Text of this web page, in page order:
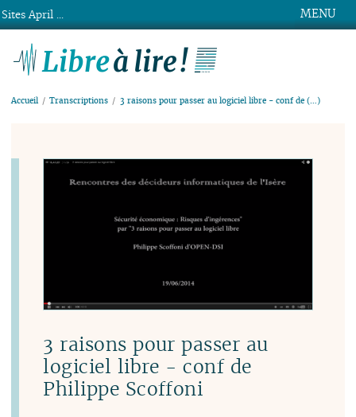
MENU
Accueil Transcriptions 3 raisons pour passer au logiciel libre - conf de (…)
3 raisons pour passer au
logiciel libre - conf de
Philippe Scoffoni
Sites April ...